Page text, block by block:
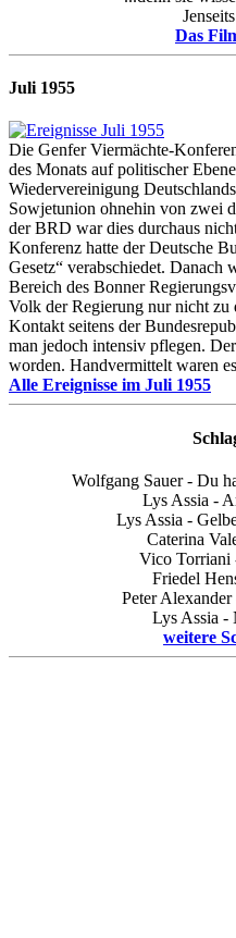
Das
Juli 1955
Die Genfer Viermächte-
des Monats auf politischer
Wiedervereinigung
Sowjetunion ohnehin von zwei
der BRD war dies durchaus
Konferenz hatte der Deutsche
Gesetz“ verabschiedet.
Bereich des Bonner
Volk der Regierung nur nicht zu
Kontakt seitens der
man jedoch intensiv pflegen.
worden. Handvermittelt waren
Alle Ereignisse im Juli 1955
Wolfgang Sauer - Du
Lys Assia -
Lys Assia -
Caterina
Vico Torriani
Friedel
Peter
Lys Assia -
weitere